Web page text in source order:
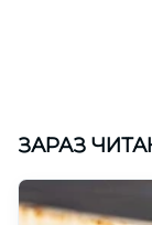
ЗАРАЗ